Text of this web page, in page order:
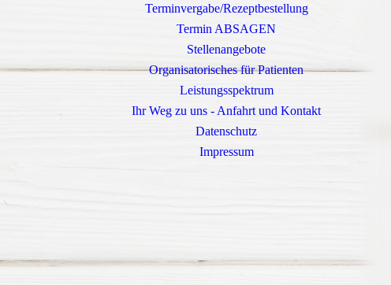
Terminvergabe/Rezeptbestellung
Termin ABSAGEN
Stellenangebote
Organisatorisches für Patienten
Leistungsspektrum
Ihr Weg zu uns - Anfahrt und Kontakt
Datenschutz
Impressum